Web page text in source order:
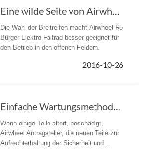
Eine wilde Seite von Airwheel R5 elektrische Fahrrad
Die Wahl der Breitreifen macht Airwheel R5
Bürger Elektro Faltrad besser geeignet für
den Betrieb in den offenen Feldern.
2016-10-26
Einfache Wartungsmethoden Airwheel elektrische Roller
Wenn einige Teile altert, beschädigt,
Airwheel Antragsteller, die neuen Teile zur
Aufrechterhaltung der Sicherheit und